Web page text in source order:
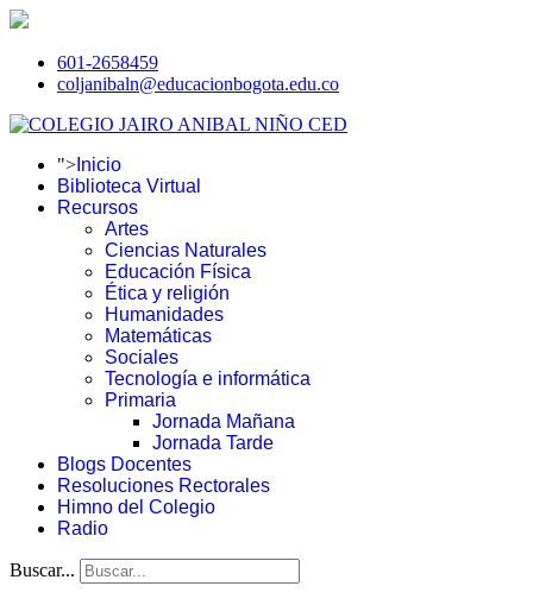
601-2658459
coljanibaln@educacionbogota.edu.co
"> Inicio
Biblioteca Virtual
Recursos
Artes
Ciencias Naturales
Educación Física
Ética y religión
Humanidades
Matemáticas
Sociales
Tecnología e informática
Primaria
Jornada Mañana
Jornada Tarde
Blogs Docentes
Resoluciones Rectorales
Himno del Colegio
Radio
Buscar...